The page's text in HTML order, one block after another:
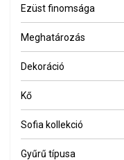
Ezüst finomsága
Meghatározás
Dekoráció
Kő
Sofia kollekció
Gyűrű típusa